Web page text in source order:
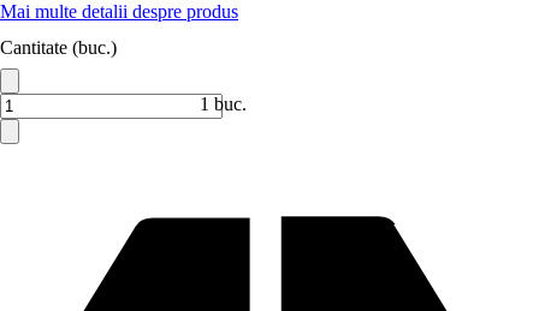
Mai multe detalii despre produs
Cantitate (buc.)
1 buc.